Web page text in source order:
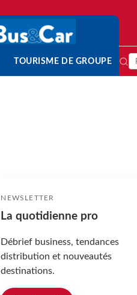
TOURISME DE GROUPE
NEWSLETTER
La quotidienne pro
Débrief business, tendances
distribution et nouveautés
destinations.